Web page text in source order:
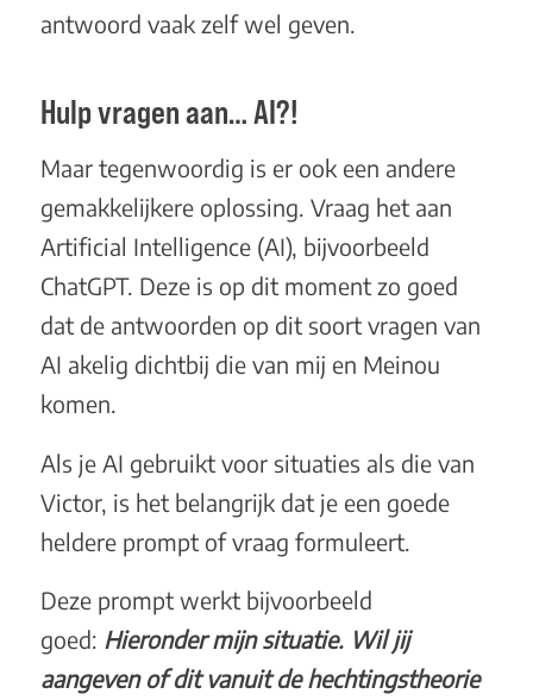
antwoord vaak zelf wel geven.
Hulp vragen aan… AI?!
Maar tegenwoordig is er ook een andere
gemakkelijkere oplossing. Vraag het aan
Artificial Intelligence (AI), bijvoorbeeld
ChatGPT. Deze is op dit moment zo goed
dat de antwoorden op dit soort vragen van
AI akelig dichtbij die van mij en Meinou
komen.
Als je AI gebruikt voor situaties als die van
Victor, is het belangrijk dat je een goede
heldere prompt of vraag formuleert.
Deze prompt werkt bijvoorbeeld
goed: Hieronder mijn situatie. Wil jij
aangeven of dit vanuit de hechtingstheorie